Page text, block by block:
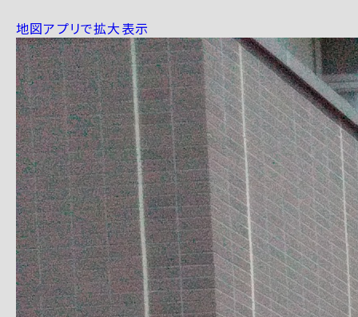
地図アプリで拡大表示